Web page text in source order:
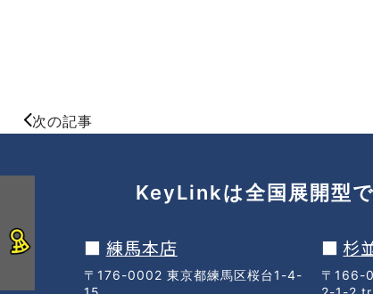
次の記事
KeyLinkは全国 展開型
■ 練馬本店
〒176-0002 東京都練馬区桜台1-4-
■ 杉
〒166-